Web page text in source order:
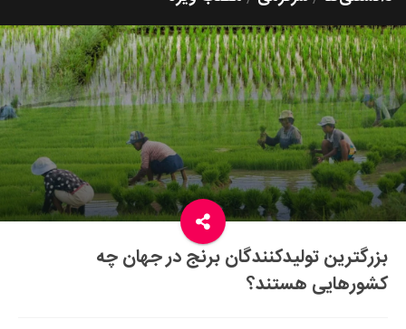
زیبایی و آرایش
شیک پوشی
دکوراسیون و چیدمان
غذا
رستوران گردی
آشپزی
سفر و گردشگری
ایران گردی
جهان گردی
بزرگترین تولیدکنندگان برنج در جهان چه
کشورهایی هستند؟